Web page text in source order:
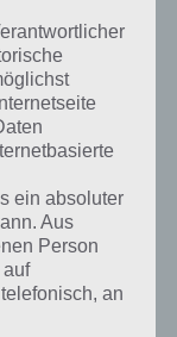
befinden sich
“Ein
zu gelangen.
Facebook
ein absoluter
Aus
Person
an